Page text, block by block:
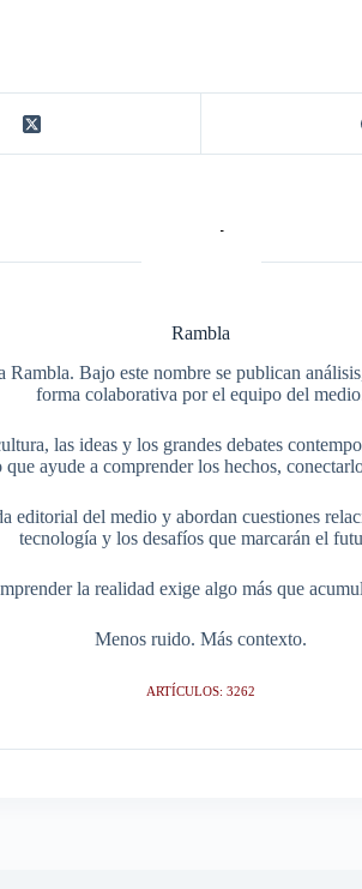
Rambla
Bajo este nombre se publican
forma colaborativa por el equipo del
las ideas y los grandes debates
ayude a comprender los hechos,
del medio y abordan cuestiones
tecnología y los desafíos que marcarán el
la realidad exige algo más que
Menos ruido. Más contexto.
ARTÍCULOS: 3262